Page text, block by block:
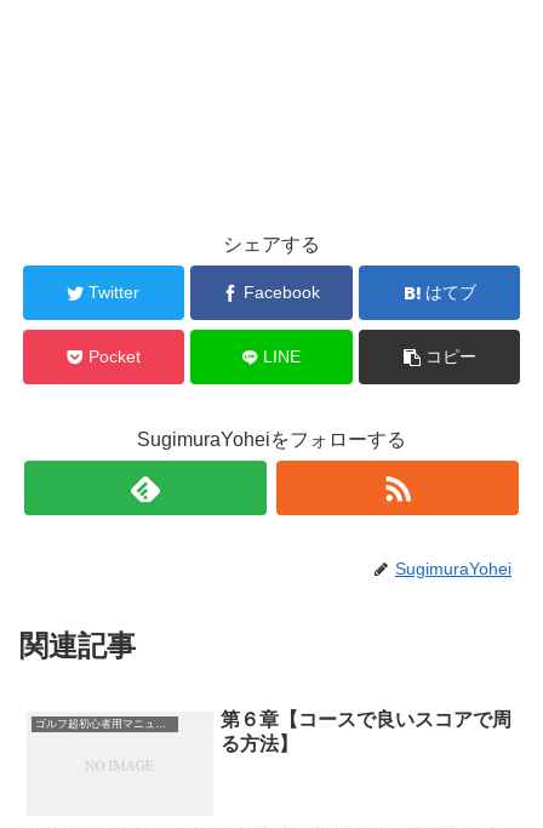
シェアする
Twitter Facebook はてブ
Pocket LINE コピー
SugimuraYoheiをフォローする
SugimuraYohei
関連記事
第６章【コースで良いスコアで周
る方法】